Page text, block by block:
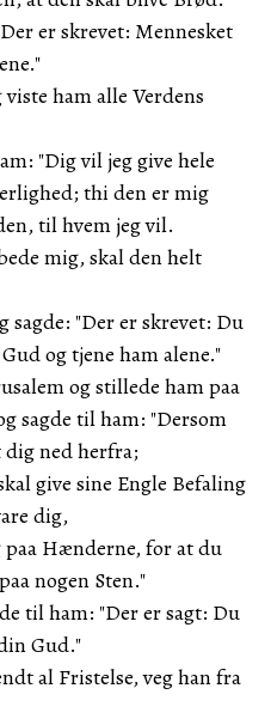
er skrevet: Mennesket
ham alle Verdens
"Dig vil jeg give hele
thi den er mig
til hvem jeg vil.
mig, skal den helt
sagde: "Der er skrevet: Du
og tjene ham alene."
og stillede ham paa
sagde til ham: "Dersom
dig ned herfra;
give sine Engle Befaling
dig,
Hænderne, for at du
nogen Sten."
til ham: "Der er sagt: Du
Gud."
al Fristelse, veg han fra